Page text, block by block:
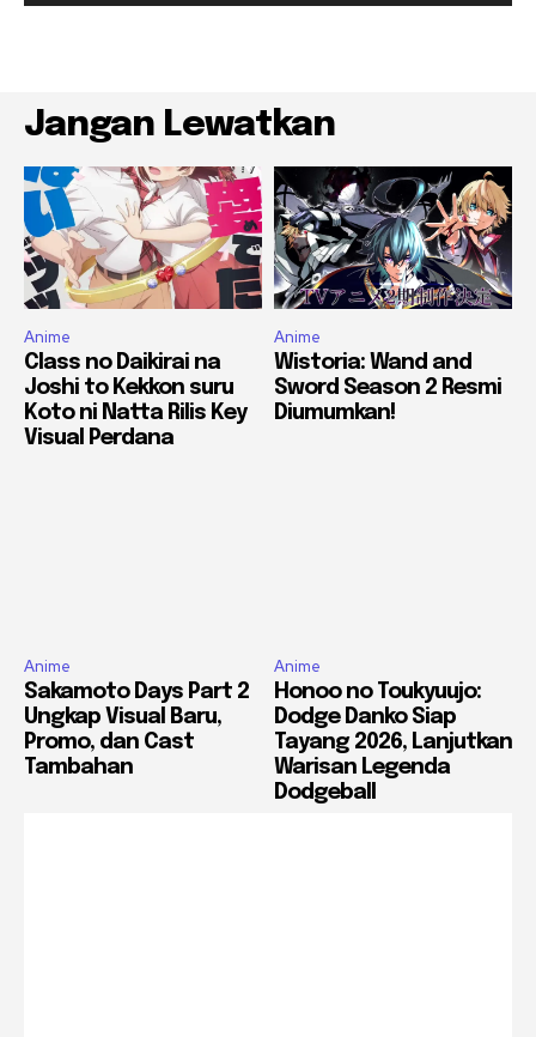
Jangan Lewatkan
Anime
Class no Daikirai na
Joshi to Kekkon suru
Koto ni Natta Rilis Key
Visual Perdana
Anime
Wistoria: Wand and
Sword Season 2 Resmi
Diumumkan!
Anime
Sakamoto Days Part 2
Ungkap Visual Baru,
Promo, dan Cast
Tambahan
Anime
Honoo no Toukyuujo:
Dodge Danko Siap
Tayang 2026, Lanjutkan
Warisan Legenda
Dodgeball